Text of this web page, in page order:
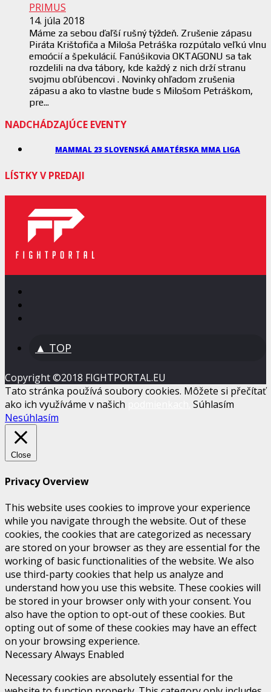
PRIMUS
14. júla 2018
Máme za sebou ďaľší rušný týždeň. Zrušenie zápasu
Piráta Krištofiča a Miloša Petráška rozpútalo veľkú vlnu
emoócií a špekulácií. Fanúšikovia OKTAGONU sa tak
rozdelili na dva tábory, kde každý z nich drží stranu
svojmu obľúbencovi . Novinky ohľadom zrušenia
zápasu a ako to vlastne bude s Milošom Petráškom,
pre...
NADCHÁDZAJÚCE EVENTY
MAMMAL 23 SLOVENSKÁ AMATÉRSKA MMA LIGA
LÍSTKY V PREDAJI
▲ TOP
Copyright ©2018 FIGHTPORTAL.EU
Tato stránka používá soubory cookies. Môžete si přečítať
ako ich využíváme v našich
Súhlasím
Nesúhlasím
Close
Privacy Overview
This website uses cookies to improve your experience
while you navigate through the website. Out of these
cookies, the cookies that are categorized as necessary
are stored on your browser as they are essential for the
working of basic functionalities of the website. We also
use third-party cookies that help us analyze and
understand how you use this website. These cookies will
be stored in your browser only with your consent. You
also have the option to opt-out of these cookies. But
opting out of some of these cookies may have an effect
on your browsing experience.
NecessaryAlways Enabled
Necessary cookies are absolutely essential for the